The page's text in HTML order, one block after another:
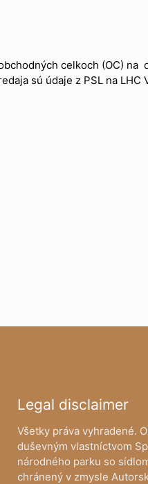
celkoch (OC)
sú údaje z PSL na
Legal disclaimer
Všetky práva vyhradené.
duševným vlastníctvom
národného parku so
chránený v zmysle